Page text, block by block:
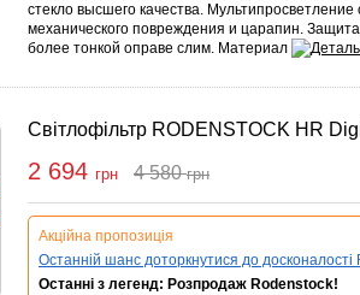
стекло высшего качества.
механического повреждения и царапин.
более тонкой оправе слим. Материал
Світлофільтр RODENSTOCK HR
2 694 грн 4 580грн
Купити
Акційна пропозиція
Останній шанс доторкнутися до досконалості
Останні з легенд: Розпродаж Rodenstock!